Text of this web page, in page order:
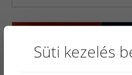
Süti kezelés